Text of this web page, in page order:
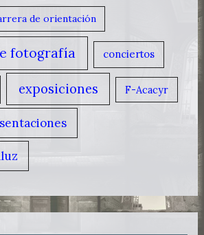
de orientación
fotografía conciertos
exposiciones F-Acacyr